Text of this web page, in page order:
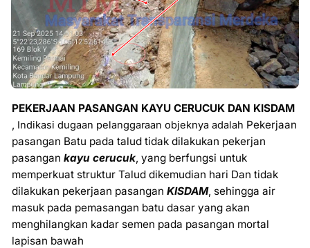
PEKERJAAN PASANGAN KAYU CERUCUK DAN KISDAM
, Indikasi dugaan pelanggaraan objeknya adalah Pekerjaan
pasangan Batu pada talud tidak dilakukan pekerjan
pasangankayu cerucuk, yang berfungsi untuk
memperkuat struktur Talud dikemudian hari Dan tidak
dilakukan pekerjaan pasanganKISDAM, sehingga air
masuk pada pemasangan batu dasar yang akan
menghilangkan kadar semen pada pasangan mortal
lapisan bawah